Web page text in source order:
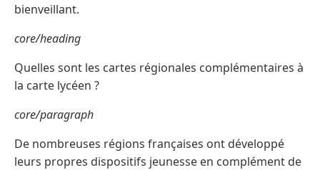
bienveillant.
core/heading
Quelles sont les cartes régionales complémentaires à
la carte lycéen ?
core/paragraph
De nombreuses régions françaises ont développé
leurs propres dispositifs jeunesse en complément de